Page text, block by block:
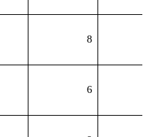
8
6